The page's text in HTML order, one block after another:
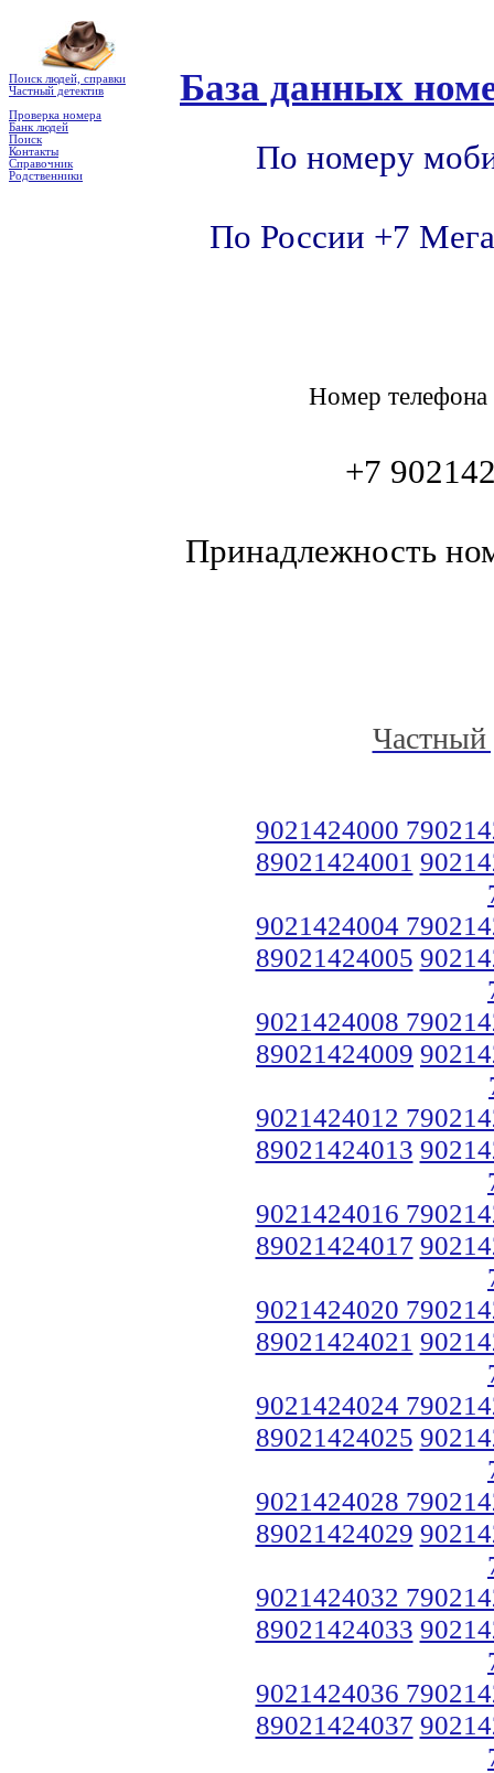
Поиск людей, справки
Частный детектив
Проверка номера
Банк людей
Поиск
Контакты
Справочник
Родственники
База данных
По номеру
По России +7
Номер
+7
Принадлежность
Частный
9021424000
89021424001
9021424004
89021424005
9021424008
89021424009
9021424012
89021424013
9021424016
89021424017
9021424020
89021424021
9021424024
89021424025
9021424028
89021424029
9021424032
89021424033
9021424036
89021424037